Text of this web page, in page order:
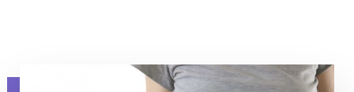
A torso in a t-shirt with the image of a liver on it.